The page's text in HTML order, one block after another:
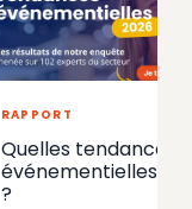
RAPPORT
Quelles tendances
événementielles en
?